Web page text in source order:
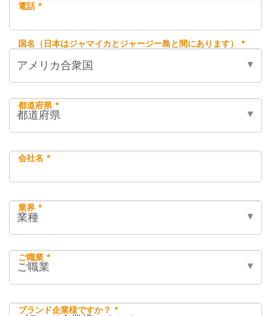
電話 *
国名（日本はジャマイカとジャージー島と間にあります） *
都道府県 *
会社名 *
業界 *
ご職業 *
ブランド企業様ですか？ *